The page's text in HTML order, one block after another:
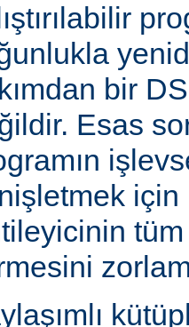
bir
Esas
için